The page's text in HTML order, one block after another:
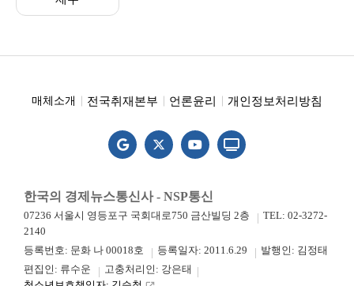
매체소개 전국취재본부 언론윤리 개인정보처리방침
한국의 경제뉴스통신사 - NSP통신
07236 서울시 영등포구 국회대로750 금산빌딩 2층
TEL: 02-3272-
2140
등록번호: 문화 나 00018호
등록일자: 2011.6.29
발행인: 김정태
편집인: 류수운
고충처리인: 강은태